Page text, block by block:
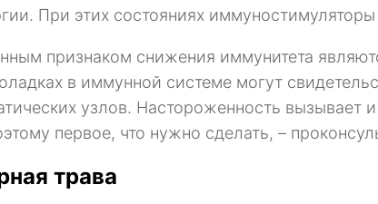
При этих состояниях
признаком снижения иммунитета
в иммунной системе могут
узлов. Настороженность вызывает
первое, что нужно сделать, –
трава